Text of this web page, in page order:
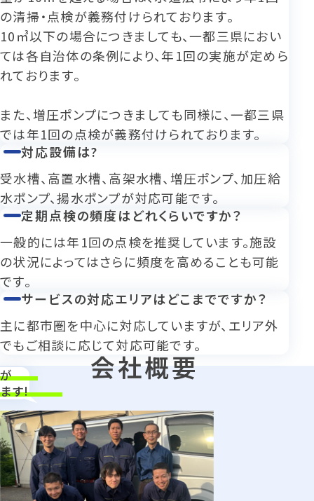
の清掃・点検が義務付けられております。
10㎥以下の場合につきましても、一都三県におい
ては各自治体の条例により、年1回の実施が定めら
れております。
また、増圧ポンプにつきましても同様に、一都三県
では年1回の点検が義務付けられております。
対応設備は?
受水槽、高置水槽、高架水槽、増圧ポンプ、加圧給
水ポンプ、揚水ポンプが対応可能です。
定期点検の頻度はどれくらいですか？
一般的には年1回の点検を推奨しています。施設
の状況によってはさらに頻度を高めることも可能
です。
サービスの対応エリアはどこまでですか？
主に都市圏を中心に対応していますが、エリア外
でもご相談に応じて対応可能です。
会社概要
す!